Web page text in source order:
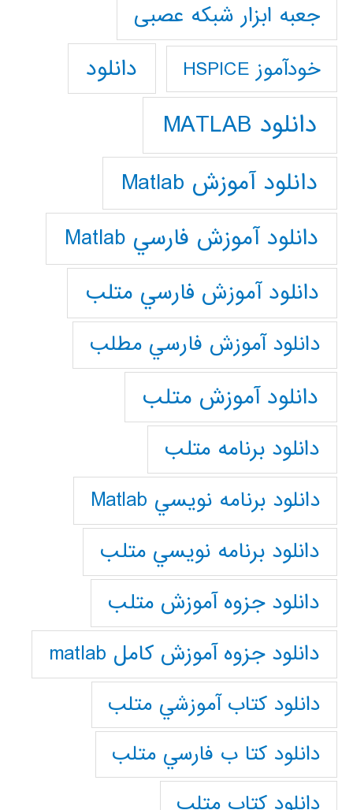
جعبه ابزار شبکه عصبی
خودآموز HSPICE دانلود
دانلود MATLAB
دانلود آموزش Matlab
دانلود آموزش فارسي Matlab
دانلود آموزش فارسي متلب
دانلود آموزش فارسي مطلب
دانلود آموزش متلب
دانلود برنامه متلب
دانلود برنامه نويسي Matlab
دانلود برنامه نويسي متلب
دانلود جزوه آموزش متلب
دانلود جزوه آموزش کامل matlab
دانلود كتاب آموزشي متلب
دانلود كتا ب فارسي متلب
دانلود كتاب متلب